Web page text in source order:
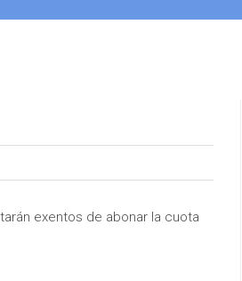
exentos de abonar la cuota